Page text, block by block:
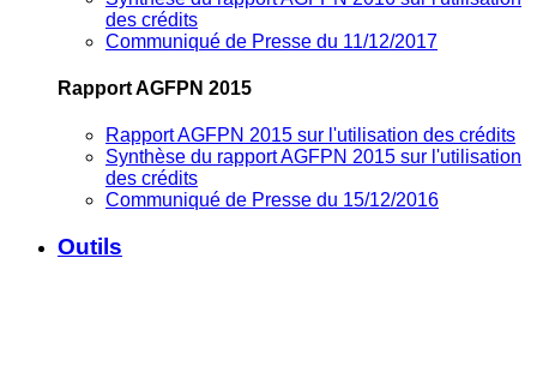
des crédits
Communiqué de Presse du 11/12/2017
Rapport AGFPN 2015
Rapport AGFPN 2015 sur l'utilisation des crédits
Synthèse du rapport AGFPN 2015 sur l'utilisation
des crédits
Communiqué de Presse du 15/12/2016
Outils